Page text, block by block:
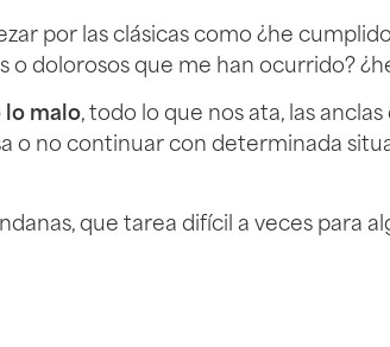
por las clásicas como ¿he
dolorosos que me han ocurrido?
lo malo, todo lo que nos ata, las
o no continuar con determinada
que tarea difícil a veces para